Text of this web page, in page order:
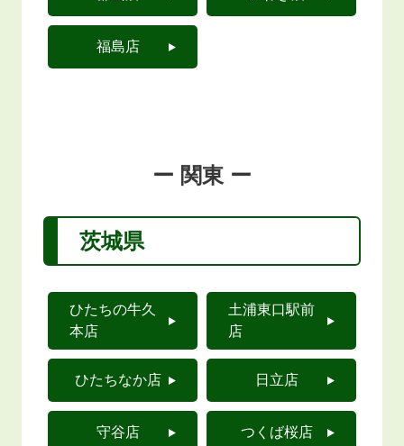
福島店
ー 関東 ー
茨城県
ひたちの牛久
本店
土浦東口駅前
店
ひたちなか店 日立店
守谷店 つくば桜店